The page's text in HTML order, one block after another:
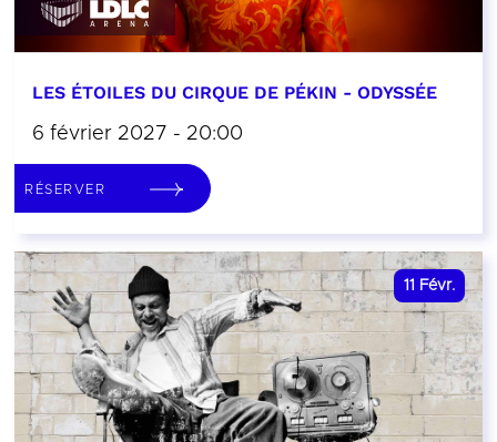
LES ÉTOILES DU CIRQUE DE PÉKIN - ODYSSÉE
6 février 2027 - 20:00
RÉSERVER
11 Févr.